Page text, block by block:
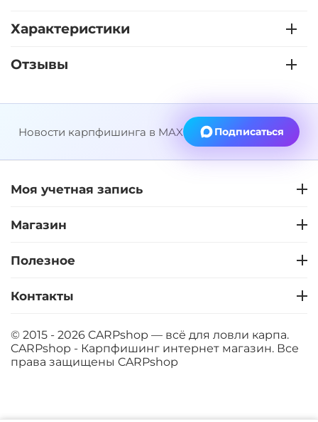
Характеристики
Отзывы
Новости карпфишинга в MAX Подписаться
Моя учетная запись
Магазин
Полезное
Контакты
© 2015 - 2026 CARPshop — всё для ловли карпа.
CARPshop - Карпфишинг интернет магазин. Все
права защищены CARPshop